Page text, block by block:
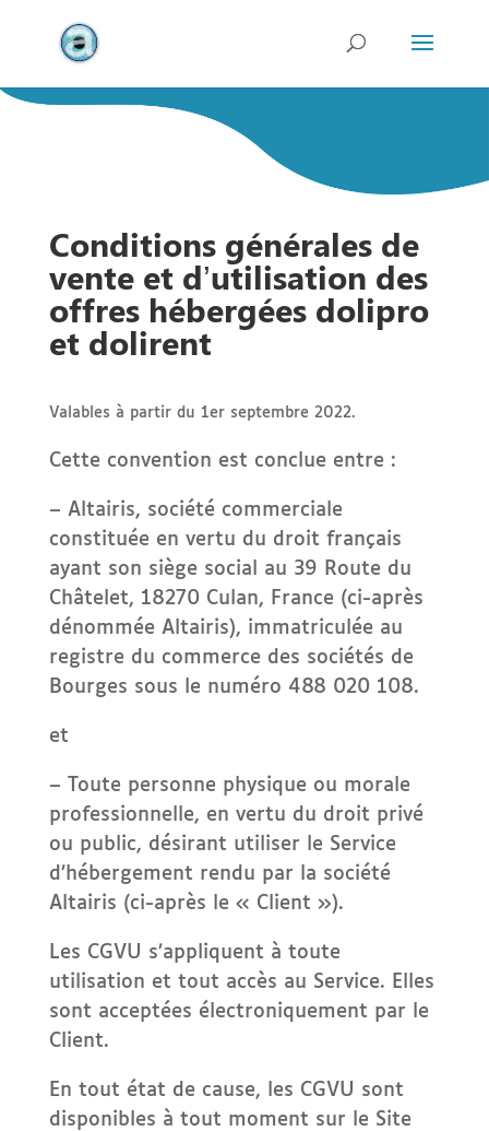
Conditions générales de
vente et d’utilisation des
offres hébergées dolipro
et dolirent
Valables à partir du 1er septembre 2022.
Cette convention est conclue entre :
– Altairis, société commerciale
constituée en vertu du droit français
ayant son siège social au 39 Route du
Châtelet, 18270 Culan, France (ci-après
dénommée Altairis), immatriculée au
registre du commerce des sociétés de
Bourges sous le numéro 488 020 108.
et
– Toute personne physique ou morale
professionnelle, en vertu du droit privé
ou public, désirant utiliser le Service
d’hébergement rendu par la société
Altairis (ci-après le « Client »).
Les CGVU s’appliquent à toute
utilisation et tout accès au Service. Elles
sont acceptées électroniquement par le
Client.
En tout état de cause, les CGVU sont
disponibles à tout moment sur le Site